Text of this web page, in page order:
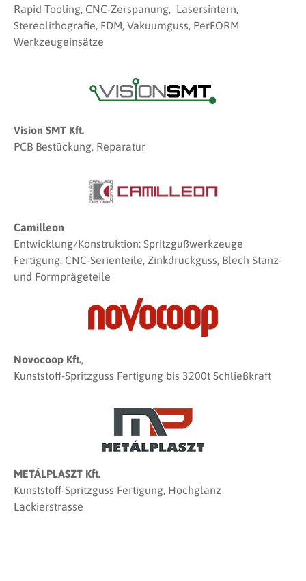
Rapid Tooling, CNC-Zerspanung, Lasersintern,
Stereolithografie, FDM, Vakuumguss, PerFORM
Werkzeugeinsätze
Vision SMT Kft.
PCB Bestückung, Reparatur
Camilleon
Entwicklung/Konstruktion: Spritzgußwerkzeuge
Fertigung: CNC-Serienteile, Zinkdruckguss, Blech Stanz-
und Formprägeteile
Novocoop Kft.,
Kunststoff-Spritzguss Fertigung bis 3200t Schließkraft
METÁLPLASZT Kft.
Kunststoff-Spritzguss Fertigung, Hochglanz
Lackierstrasse